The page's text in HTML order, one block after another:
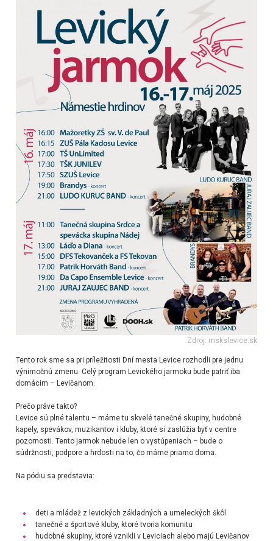
Zdroj: mskslevice.sk
Tento rok sme sa pri príležitosti Dní mesta Levice rozhodli pre jednu
výnimočnú zmenu. Celý program Levického jarmoku bude patriť iba
domácim – Levičanom.
Prečo práve takto?
Levice sú plné talentu – máme tu skvelé tanečné skupiny, hudobné
kapely, spevákov, muzikantov i kluby, ktoré si zaslúžia byť v centre
pozornosti. Tento jarmok nebude len o vystúpeniach – bude o
súdržnosti, podpore a hrdosti na to, čo máme priamo doma.
Na pódiu sa predstavia:
deti a mládež z levických základných a umeleckých škôl
tanečné a športové kluby, ktoré tvoria komunitu
hudobné skupiny, ktoré vznikli v Leviciach alebo majú Levičanov